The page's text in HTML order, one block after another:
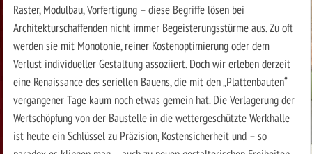
Raster, Modulbau, Vorfertigung – diese Begriffe lösen bei
Architekturschaffenden nicht immer Begeisterungsstürme aus. Zu oft
werden sie mit Monotonie, reiner Kostenoptimierung oder dem
Verlust individueller Gestaltung assoziiert. Doch wir erleben derzeit
eine Renaissance des seriellen Bauens, die mit den „Plattenbauten“
vergangener Tage kaum noch etwas gemein hat. Die Verlagerung der
Wertschöpfung von der Baustelle in die wettergeschützte Werkhalle
ist heute ein Schlüssel zu Präzision, Kostensicherheit und – so